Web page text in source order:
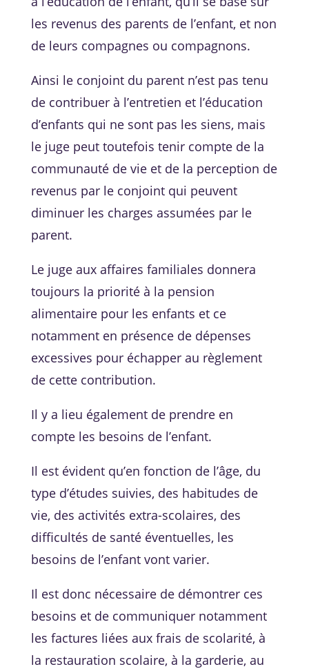
les revenus des parents de l’enfant, et non
de leurs compagnes ou compagnons.
Ainsi le conjoint du parent n’est pas tenu
de contribuer à l’entretien et l’éducation
d’enfants qui ne sont pas les siens, mais
le juge peut toutefois tenir compte de la
communauté de vie et de la perception de
revenus par le conjoint qui peuvent
diminuer les charges assumées par le
parent.
Le juge aux affaires familiales donnera
toujours la priorité à la pension
alimentaire pour les enfants et ce
notamment en présence de dépenses
excessives pour échapper au règlement
de cette contribution.
Il y a lieu également de prendre en
compte les besoins de l’enfant.
Il est évident qu’en fonction de l’âge, du
type d’études suivies, des habitudes de
vie, des activités extra-scolaires, des
difficultés de santé éventuelles, les
besoins de l’enfant vont varier.
Il est donc nécessaire de démontrer ces
besoins et de communiquer notamment
les factures liées aux frais de scolarité, à
la restauration scolaire, à la garderie, au